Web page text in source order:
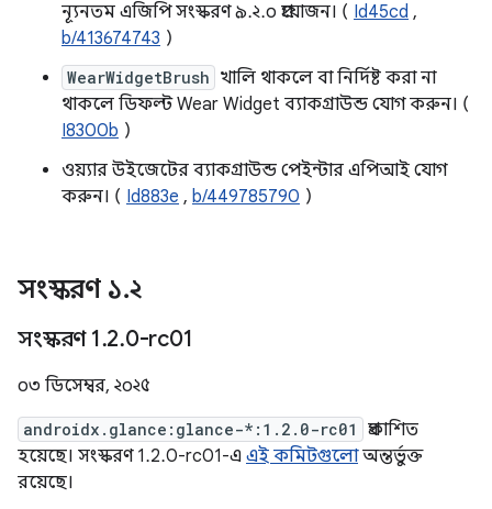
ন্যূনতম এজিপি সংস্করণ ৯.২.০ প্রয়োজন। ( Id45cd ,
b/413674743 )
WearWidgetBrush খালি থাকলে বা নির্দিষ্ট করা না
থাকলে ডিফল্ট Wear Widget ব্যাকগ্রাউন্ড যোগ করুন। (
I8300b )
ওয়্যার উইজেটের ব্যাকগ্রাউন্ড পেইন্টার এপিআই যোগ
করুন। ( Id883e , b/449785790 )
সংস্করণ ১.২
সংস্করণ 1.2.0-rc01
০৩ ডিসেম্বর, ২০২৫
androidx.glance:glance-*:1.2.0-rc01
প্রকাশিত
হয়েছে। সংস্করণ 1.2.0-rc01-এ এই কমিটগুলোঅন্তর্ভুক্ত
রয়েছে।